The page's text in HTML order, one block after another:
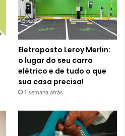
Eletroposto Leroy Merlin:
o lugar do seu carro
elétrico e de tudo o que
sua casa precisa!
1 semana atrás